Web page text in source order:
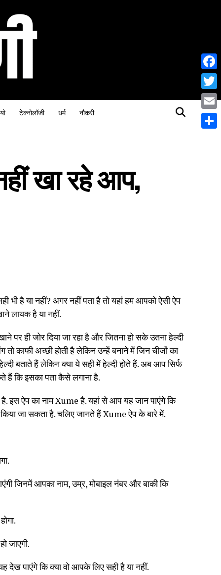
टेक्नोलॉजी धर्म नौकरी
खा रहे आप,
है या नहीं? अगर नहीं पता है तो यहां हम आपको ऐसी ऐप
लायक है या नहीं.
पर ही जोर दिया जा रहा है और जितना हो सके उतना हेल्दी
काफी अच्छी होती है लेकिन उन्हें बनाने में जिन चीजों का
बताते हैं लेकिन क्या ये सही में हेल्दी होते हैं. अब आप सिर्फ
कि इसका पता कैसे लगाना है.
इस ऐप का नाम Xume है. यहां से आप यह जान पाएंगे कि
जा सकता है. चलिए जानते हैं Xume ऐप के बारे में.
जिनमें आपका नाम, उम्र, मोबाइल नंबर और बाकी कि
जाएगी.
पाएंगे कि क्या वो आपके लिए सही है या नहीं.
Email